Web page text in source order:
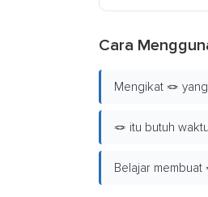
Cara
Mengikat 🪢
🪢 itu butuh
Belajar membuat